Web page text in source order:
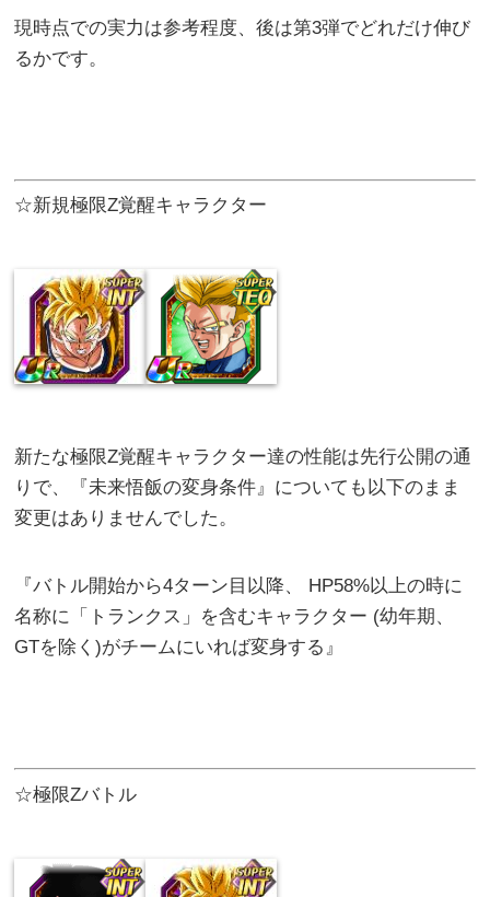
現時点での実力は参考程度、後は第3弾でどれだけ伸び
るかです。
☆新規極限Z覚醒キャラクター
新たな極限Z覚醒キャラクター達の性能は先行公開の通
りで、『未来悟飯の変身条件』についても以下のまま
変更はありませんでした。
『バトル開始から4ターン目以降、 HP58%以上の時に
名称に「トランクス」を含むキャラクター (幼年期、
GTを除く)がチームにいれば変身する』
☆極限Zバトル